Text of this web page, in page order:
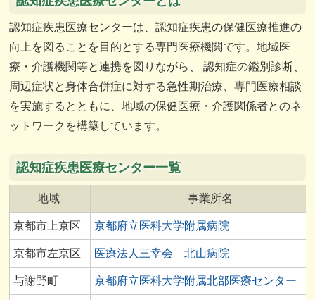
認知症疾患医療センターは、認知症疾患の保健医療推進の
向上を図ることを目的とする専門医療機関です。地域医
療・介護機関等と連携を図りながら、 認知症の鑑別診断、
周辺症状と身体合併症に対する急性期治療、専門医療相談
を実施するとともに、地域の保健医療・介護関係者とのネ
ットワークを構築しています。
認知症疾患医療センター一覧
地域 事業所名
京都市上京区 京都府立医科大学附属病院
京都市左京区 医療法人三幸会 北山病院
与謝野町 京都府立医科大学附属北部医療センター